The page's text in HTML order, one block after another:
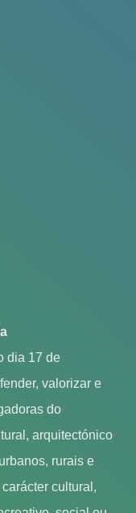
dia 17 de
valorizar e
do
arquitectónico
rurais e
cultural,